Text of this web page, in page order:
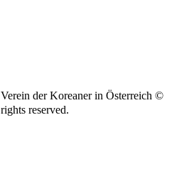
der Koreaner in Österreich ©
reserved.